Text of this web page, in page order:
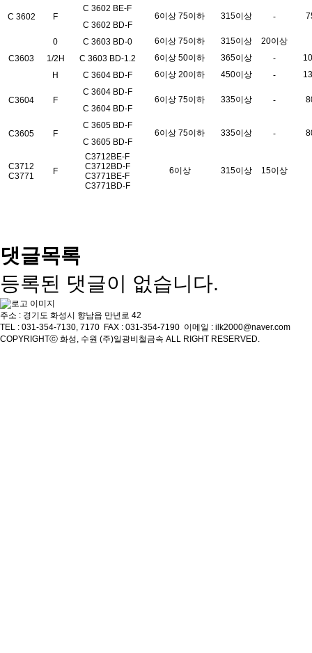
C 3602 F
C 3602 BE-F
6이상 75이하 315이상 -
C 3602 BD-F
C3603
0 C 3603 BD-0 6이상 75이하 315이상
20이상
1/2H
C 3603 BD-1.2 6이상 50이하 365이상 -
H
C 3604 BD-F 6이상 20이하 450이상 -
C3604 F
C 3604 BD-F
6이상 75이하 335이상 -
C 3604 BD-F
C3605 F
C 3605 BD-F
6이상 75이하 335이상 -
C 3605 BD-F
C3712
C3771
F
C3712BE-F
C3712BD-F
C3771BE-F
C3771BD-F
6이상 315이상 15이상
댓글목록
등록된 댓글이 없습니다.
주소 : 경기도 화성시 향남읍 만년로 42
TEL : 031-354-7130, 7170 FAX : 031-354-7190 이메일 : ilk2000@naver.com
COPYRIGHTⓒ 화성, 수원 (주)일광비철금속 ALL RIGHT RESERVED.